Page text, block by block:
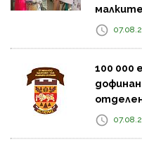
малките
100 000